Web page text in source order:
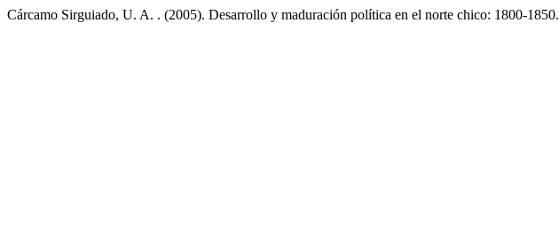
Cárcamo Sirguiado, U. A. . (2005). Desarrollo y maduración política en el norte chico: 1800-1850.